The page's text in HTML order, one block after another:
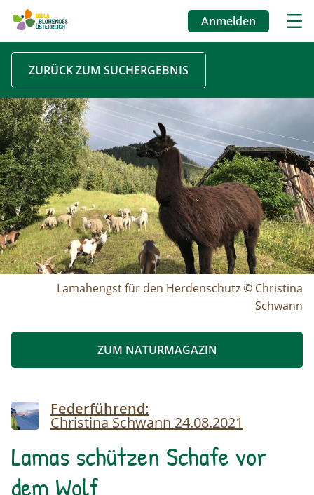
Direkt
zum
Inhalt
Benutzermenü
Anmelden
ZURÜCK ZUM SUCHERGEBNIS
Image
Lamahengst für den Herdenschutz © Christina
Schwann
ZUM NATURMAGAZIN
ImageFederführend:
Christina Schwann 24.08.2021
Lamas schützen Schafe vor
dem Wolf